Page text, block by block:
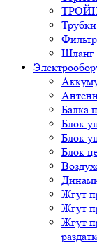
Шланг
Балка
Блок
Блок
Блок
Жгут
Жгут
Жгут